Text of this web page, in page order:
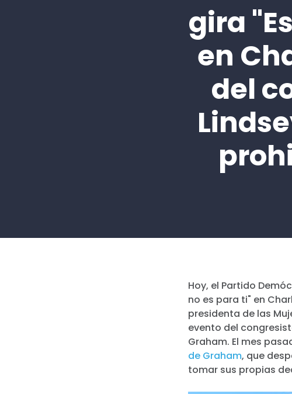
gira
en
del
Hoy, el Partido
no es para ti" en
presidenta de las
evento del
Graham. El mes
de Graham, que
tomar sus propias